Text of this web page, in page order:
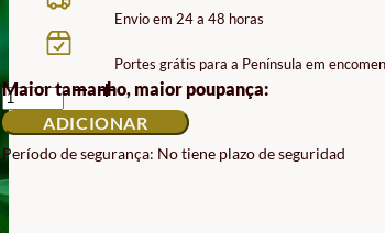
Envio em 24 a 48 horas
Portes grátis para a Península em
Maior tamanho, maior poupança:
QUANTIDADE
DE
SEMENTES
DE
ZINIA
BIOLÓGICAS
ADICIONAR
Período de segurança: No tiene plazo de seguridad